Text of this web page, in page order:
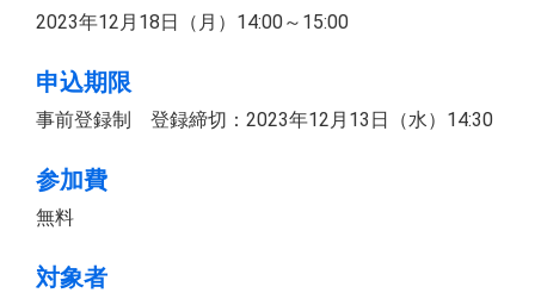
2023年12月18日（月）14:00～15:00
申込期限
事前登録制 登録締切：2023年12月13日（水）14:30
参加費
無料
対象者